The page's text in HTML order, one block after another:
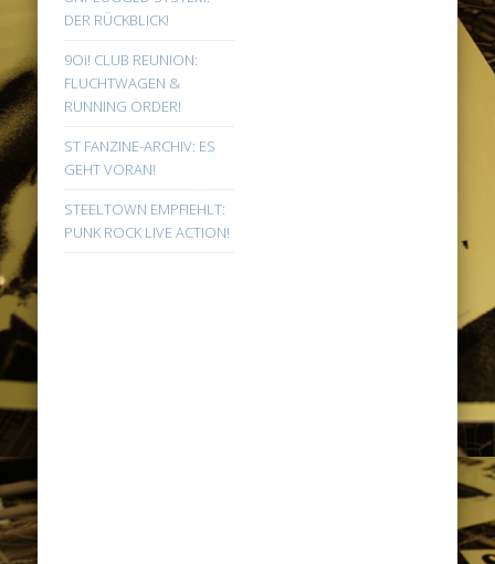
DER RÜCKBLICK!
9Oi! CLUB REUNION:
FLUCHTWAGEN &
RUNNING ORDER!
ST FANZINE-ARCHIV: ES
GEHT VORAN!
STEELTOWN EMPFIEHLT:
PUNK ROCK LIVE ACTION!